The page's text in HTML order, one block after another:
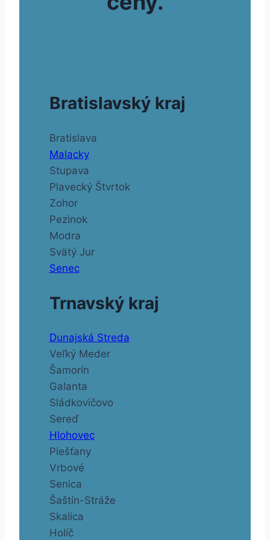
Bratislavský kraj
Bratislava
Malacky
Stupava
Plavecký Štvrtok
Zohor
Pezinok
Modra
Svätý Jur
Senec
Trnavský kraj
Dunajská Streda
Veľký Meder
Šamorín
Galanta
Sládkovičovo
Sereď
Hlohovec
Piešťany
Vrbové
Senica
Šaštín-Stráže
Skalica
Holíč